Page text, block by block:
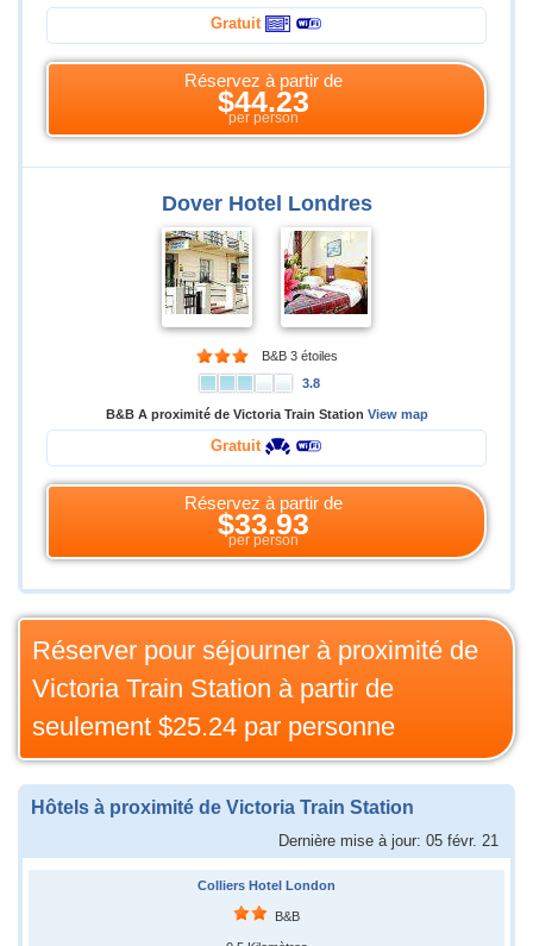
Gratuit
Réservez à partir de
$44.23
per person
Dover Hotel Londres
B&B 3 étoiles
3.8
B&B A proximité de Victoria Train Station View map
Gratuit
Réservez à partir de
$33.93
per person
Réserver pour séjourner à proximité de
Victoria Train Station à partir de
seulement $25.24 par personne
Hôtels à proximité de Victoria Train Station
Dernière mise à jour: 05 févr. 21
Colliers Hotel London
B&B